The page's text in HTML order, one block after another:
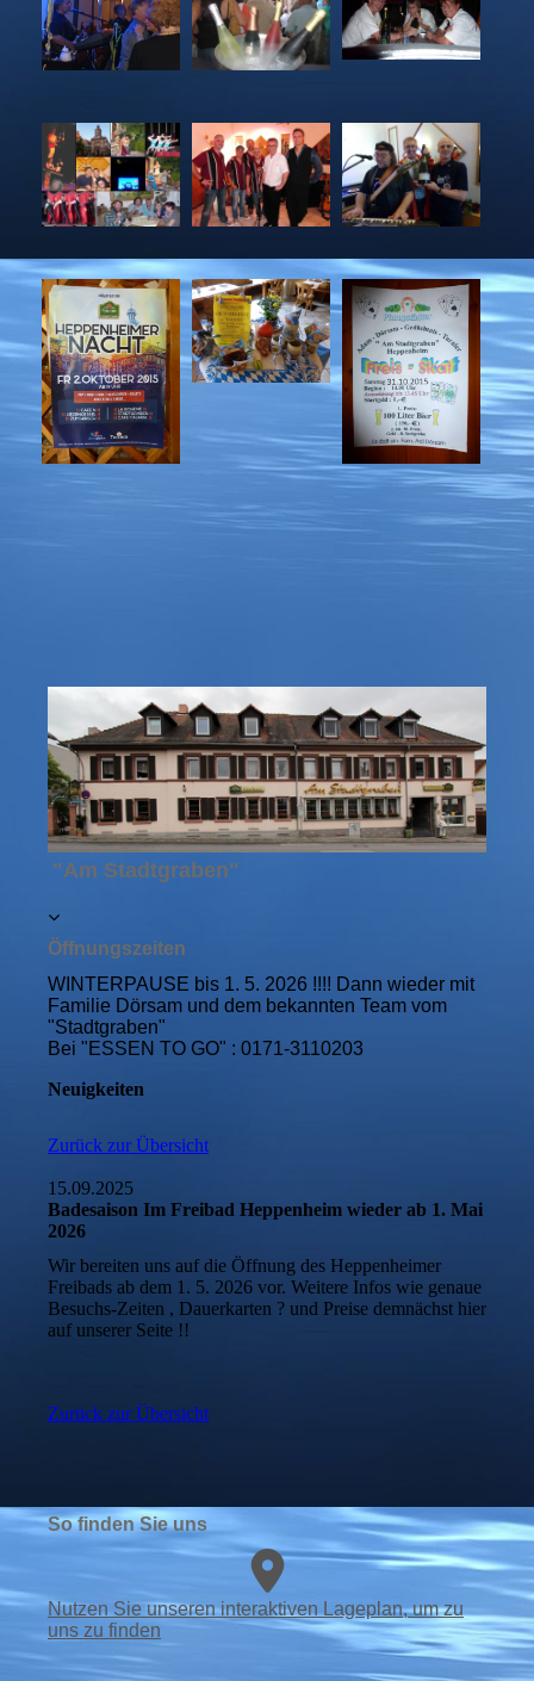
"Am Stadtgraben"
Öffnungszeiten
WINTERPAUSE bis 1. 5. 2026 !!!! Dann wieder mit
Familie Dörsam und dem bekannten Team vom
"Stadtgraben"
Bei "ESSEN TO GO" : 0171-3110203
Neuigkeiten
Zurück zur Übersicht
15.09.2025
Badesaison Im Freibad Heppenheim wieder ab 1. Mai
2026
Wir bereiten uns auf die Öffnung des Heppenheimer
Freibads ab dem 1. 5. 2026 vor. Weitere Infos wie genaue
Besuchs-Zeiten , Dauerkarten ? und Preise demnächst hier
auf unserer Seite !!
Zurück zur Übersicht
So finden Sie uns
Nutzen Sie unseren interaktiven La­ge­plan, um zu
uns zu finden